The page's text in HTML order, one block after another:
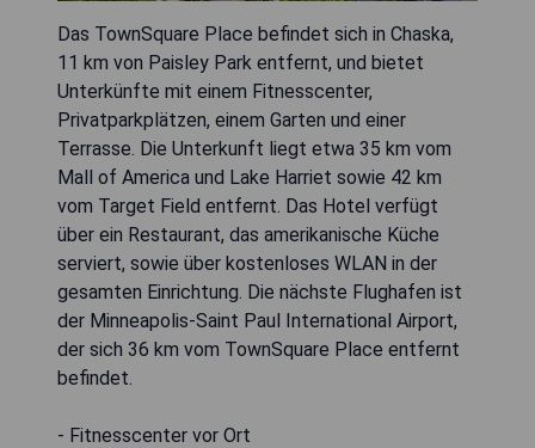
Das TownSquare Place befindet sich in Chaska,
11 km von Paisley Park entfernt, und bietet
Unterkünfte mit einem Fitnesscenter,
Privatparkplätzen, einem Garten und einer
Terrasse. Die Unterkunft liegt etwa 35 km vom
Mall of America und Lake Harriet sowie 42 km
vom Target Field entfernt. Das Hotel verfügt
über ein Restaurant, das amerikanische Küche
serviert, sowie über kostenloses WLAN in der
gesamten Einrichtung. Die nächste Flughafen ist
der Minneapolis-Saint Paul International Airport,
der sich 36 km vom TownSquare Place entfernt
befindet.
- Fitnesscenter vor Ort